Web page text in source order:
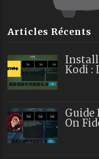
Articles Récents
Kodi :
Guide
On